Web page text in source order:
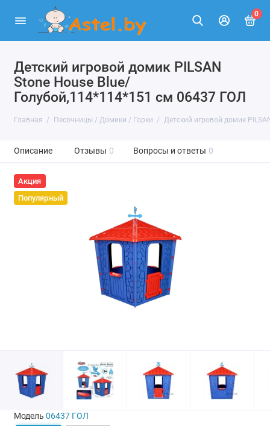
0
Детский игровой домик PILSAN
Stone House Blue/
Голубой,114*114*151 см 06437 ГОЛ
Главная Песочницы / Домики / Горки Детский игровой домик
Описание Отзывы 0 Вопросы и ответы 0
Акция
Популярный
Модель 06437 ГОЛ